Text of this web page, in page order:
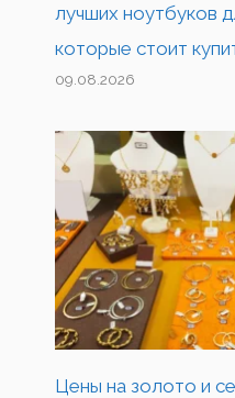
лучших ноутбуков
которые стоит
09.08.2026
Цены на золото и